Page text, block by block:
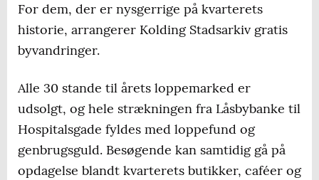
For dem, der er nysgerrige på kvarterets
historie, arrangerer Kolding Stadsarkiv gratis
byvandringer.
Alle 30 stande til årets loppemarked er
udsolgt, og hele strækningen fra Låsbybanke til
Hospitalsgade fyldes med loppefund og
genbrugsguld. Besøgende kan samtidig gå på
opdagelse blandt kvarterets butikker, caféer og